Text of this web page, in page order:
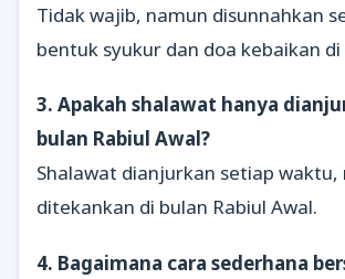
Tidak wajib, namun disunnahkan
bentuk syukur dan doa kebaikan
3. Apakah shalawat hanya
bulan Rabiul Awal?
Shalawat dianjurkan setiap waktu,
ditekankan di bulan Rabiul Awal.
4. Bagaimana cara sederhana